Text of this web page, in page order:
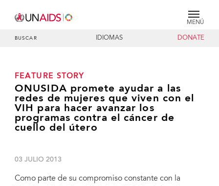
MENÚ
BUSCAR IDIOMAS DONATE
FEATURE STORY
ONUSIDA promete ayudar a las
redes de mujeres que viven con el
VIH para hacer avanzar los
programas contra el cáncer de
cuello del útero
03 JULIO 2013
Como parte de su compromiso constante con la